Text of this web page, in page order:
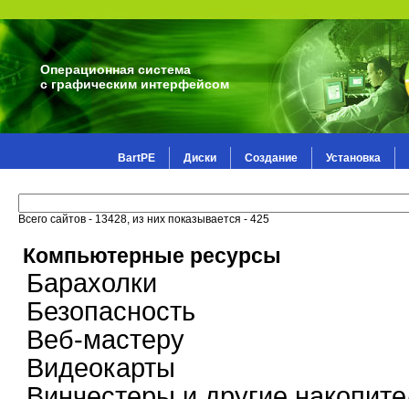
Операционная система
с графическим интерфейсом
BartPE Диски Создание Установка
Всего сайтов - 13428, из них показывается - 425
Компьютерные ресурсы
Барахолки
Безопасность
Веб-мастеру
Видеокарты